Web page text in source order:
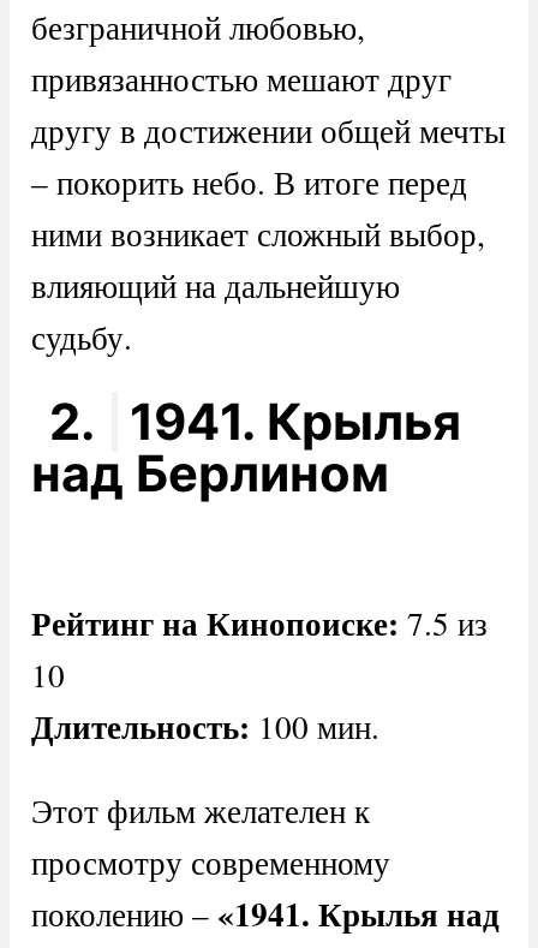
безграничной любовью,
привязанностью мешают друг
другу в достижении общей мечты
– покорить небо. В итоге перед
ними возникает сложный выбор,
влияющий на дальнейшую
судьбу.
2.
1941. Крылья
над Берлином
Рейтинг на Кинопоиске: 7.5 из
10
Длительность: 100 мин.
Этот фильм желателен к
просмотру современному
поколению – «1941. Крылья над